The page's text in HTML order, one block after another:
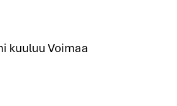
kuuluu Voimaa